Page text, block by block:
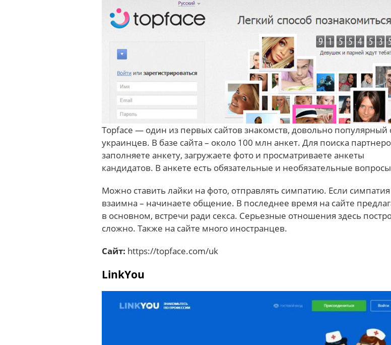
Topface — один из первых сайтов знакомств, довольно популярный
украинцев. В базе сайта – около 100 млн анкет. Для поиска
заполняете анкету, загружаете фото и просматриваете анкеты
кандидатов. В анкете есть обязательные и необязательные
Можно ставить лайки на фото, отправлять симпатию. Если симпатия
взаимна – начинаете общение. В последнее время на сайте
в основном, встречи ради секса. Серьезные отношения здесь
сложно. Также на сайте много иностранцев.
Сайт: https://topface.com/uk
LinkYou